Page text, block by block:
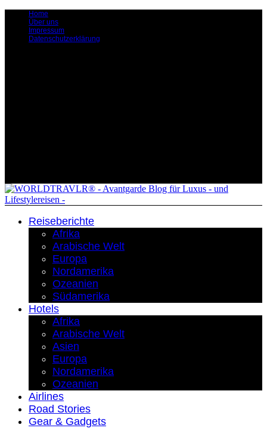
Home
Über uns
Impressum
Datenschutzerklärung
Reiseberichte
Afrika
Arabische Welt
Europa
Nordamerika
Ozeanien
Südamerika
Hotels
Afrika
Arabische Welt
Asien
Europa
Nordamerika
Ozeanien
Airlines
Road Stories
Gear & Gadgets